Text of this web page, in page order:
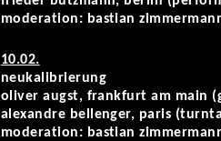
moderation: bastian
10.02.
neukalibrierung
oliver augst, frankfurt am main
alexandre bellenger, paris
moderation: bastian